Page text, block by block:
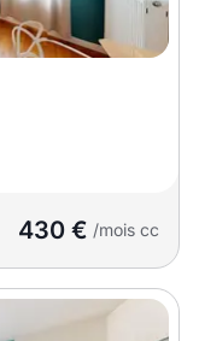
430 € /mois cc